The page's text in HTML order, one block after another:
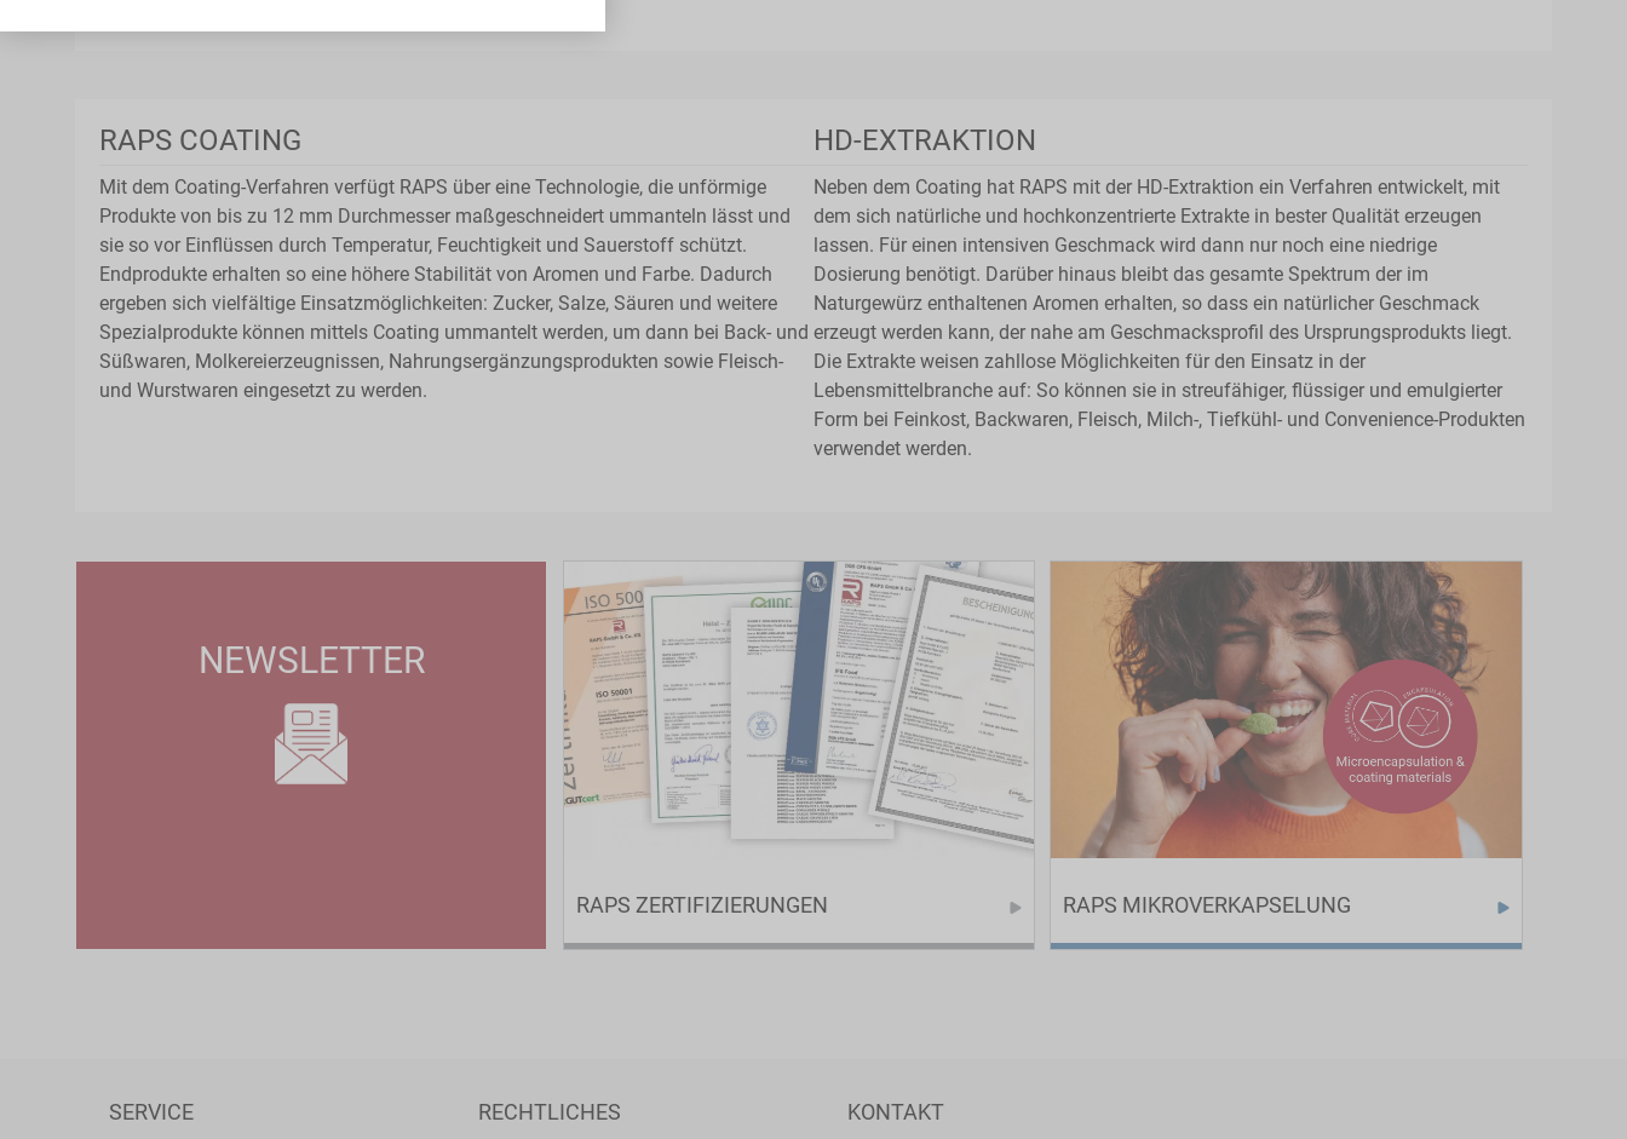
RAPS COATING
Mit dem Coating-Verfahren verfügt RAPS über eine Technologie, die unförmige
Produkte von bis zu 12 mm Durchmesser maßgeschneidert ummanteln lässt und
sie so vor Einflüssen durch Temperatur, Feuchtigkeit und Sauerstoff schützt.
Endprodukte erhalten so eine höhere Stabilität von Aromen und Farbe. Dadurch
ergeben sich vielfältige Einsatzmöglichkeiten: Zucker, Salze, Säuren und weitere
Spezialprodukte können mittels Coating ummantelt werden, um dann bei Back- und
Süßwaren, Molkereierzeugnissen, Nahrungsergänzungsprodukten sowie Fleisch-
und Wurstwaren eingesetzt zu werden.
HD-EXTRAKTION
Neben dem Coating hat RAPS mit der HD-Extraktion ein Verfahren entwickelt, mit
dem sich natürliche und hochkonzentrierte Extrakte in bester Qualität erzeugen
lassen. Für einen intensiven Geschmack wird dann nur noch eine niedrige
Dosierung benötigt. Darüber hinaus bleibt das gesamte Spektrum der im
Naturgewürz enthaltenen Aromen erhalten, so dass ein natürlicher Geschmack
erzeugt werden kann, der nahe am Geschmacksprofil des Ursprungsprodukts liegt.
Die Extrakte weisen zahllose Möglichkeiten für den Einsatz in der
Lebensmittelbranche auf: So können sie in streufähiger, flüssiger und emulgierter
Form bei Feinkost, Backwaren, Fleisch, Milch-, Tiefkühl- und Convenience-Produkten
verwendet werden.
NEWSLETTER
RAPS ZERTIFIZIERUNGEN RAPS MIKROVERKAPSELUNG
SERVICE RECHTLICHES KONTAKT